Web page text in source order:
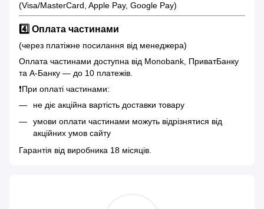
(Visa/MasterCard, Apple Pay, Google Pay)
4️⃣ Оплата частинами
(через платіжне посилання від менеджера)
Оплата частинами доступна від Monobank, ПриватБанку
та А-Банку — до 10 платежів.
❗️При оплаті частинами:
не діє акційна вартість доставки товару
умови оплати частинами можуть відрізнятися від
акційних умов сайту
Гарантія від виробника 18 місяців.